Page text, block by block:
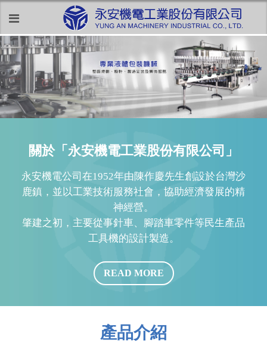
關於「永安機電工業股份有限公司」
永安機電公司在1952年由陳作慶先生創設於台灣沙
鹿鎮，並以工業技術服務社會，協助經濟發展的精
神經營。
肇建之初，主要從事針車、腳踏車零件等民生產品
工具機的設計製造。
READ MORE
產品介紹